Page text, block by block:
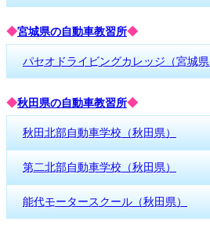
◆宮城県の自動車教習所◆
パセオドライビングカレッジ（宮城県
◆秋田県の自動車教習所◆
秋田北部自動車学校（秋田県）
第二北部自動車学校（秋田県）
能代モータースクール（秋田県）